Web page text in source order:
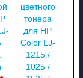
цветного
тонера
для HP
Color LJ-
1215 /
1025 /